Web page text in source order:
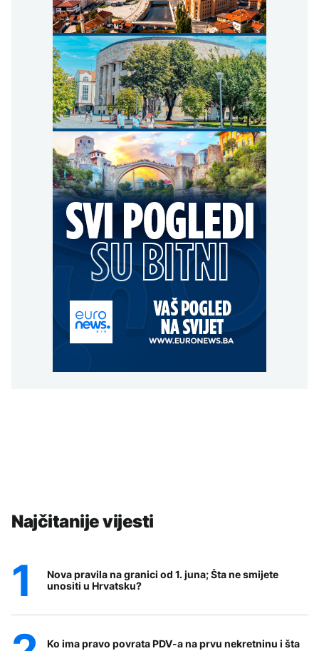
Najčitanije vijesti
Nova pravila na granici od 1. juna; Šta ne smijete
unositi u Hrvatsku?
Ko ima pravo povrata PDV-a na prvu nekretninu i šta